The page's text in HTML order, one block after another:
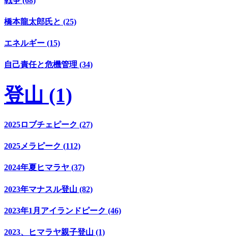
橋本龍太郎氏と (25)
エネルギー (15)
自己責任と危機管理 (34)
登山 (1)
2025ロブチェピーク (27)
2025メラピーク (112)
2024年夏ヒマラヤ (37)
2023年マナスル登山 (82)
2023年1月アイランドピーク (46)
2023、ヒマラヤ親子登山 (1)